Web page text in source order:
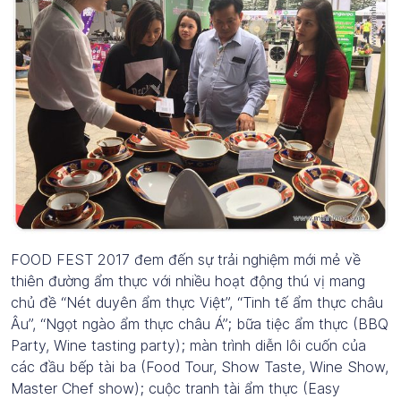
FOOD FEST 2017 đem đến sự trải nghiệm mới mẻ về
thiên đường ẩm thực với nhiều hoạt động thú vị mang
chủ đề “Nét duyên ẩm thực Việt”, “Tinh tế ẩm thực châu
Âu”, “Ngọt ngào ẩm thực châu Á”; bữa tiệc ẩm thực (BBQ
Party, Wine tasting party); màn trình diễn lôi cuốn của
các đầu bếp tài ba (Food Tour, Show Taste, Wine Show,
Master Chef show); cuộc tranh tài ẩm thực (Easy